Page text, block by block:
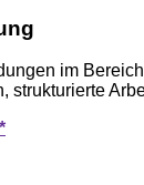
im Bereich
strukturierte